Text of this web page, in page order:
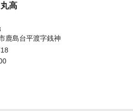
高
鹿島台平渡字銭神